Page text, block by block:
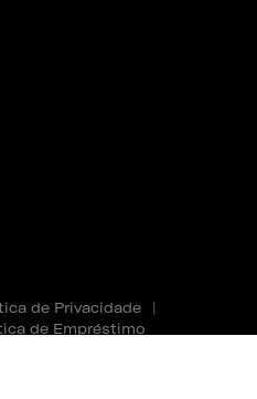
de Privacidade
|
de Empréstimo